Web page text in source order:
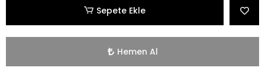
Sepete Ekle
Hemen Al